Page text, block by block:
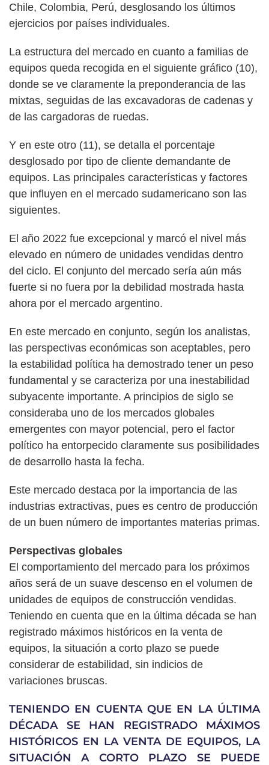
Chile, Colombia, Perú, desglosando los últimos
ejercicios por países individuales.
La estructura del mercado en cuanto a familias de
equipos queda recogida en el siguiente gráfico (10),
donde se ve claramente la preponderancia de las
mixtas, seguidas de las excavadoras de cadenas y
de las cargadoras de ruedas.
Y en este otro (11), se detalla el porcentaje
desglosado por tipo de cliente demandante de
equipos. Las principales características y factores
que influyen en el mercado sudamericano son las
siguientes.
El año 2022 fue excepcional y marcó el nivel más
elevado en número de unidades vendidas dentro
del ciclo. El conjunto del mercado sería aún más
fuerte si no fuera por la debilidad mostrada hasta
ahora por el mercado argentino.
En este mercado en conjunto, según los analistas,
las perspectivas económicas son aceptables, pero
la estabilidad política ha demostrado tener un peso
fundamental y se caracteriza por una inestabilidad
subyacente importante. A principios de siglo se
consideraba uno de los mercados globales
emergentes con mayor potencial, pero el factor
político ha entorpecido claramente sus posibilidades
de desarrollo hasta la fecha.
Este mercado destaca por la importancia de las
industrias extractivas, pues es centro de producción
de un buen número de importantes materias primas.
Perspectivas globales
El comportamiento del mercado para los próximos
años será de un suave descenso en el volumen de
unidades de equipos de construcción vendidas.
Teniendo en cuenta que en la última década se han
registrado máximos históricos en la venta de
equipos, la situación a corto plazo se puede
considerar de estabilidad, sin indicios de
variaciones bruscas.
TENIENDO EN CUENTA QUE EN LA ÚLTIMA
DÉCADA SE HAN REGISTRADO MÁXIMOS
HISTÓRICOS EN LA VENTA DE EQUIPOS, LA
SITUACIÓN A CORTO PLAZO SE PUEDE